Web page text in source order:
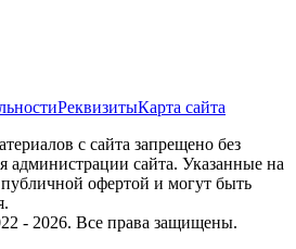
РеквизитыКарта сайта
с сайта запрещено без
администрации сайта. Указанные на
офертой и могут быть
- 2026. Все права защищены.